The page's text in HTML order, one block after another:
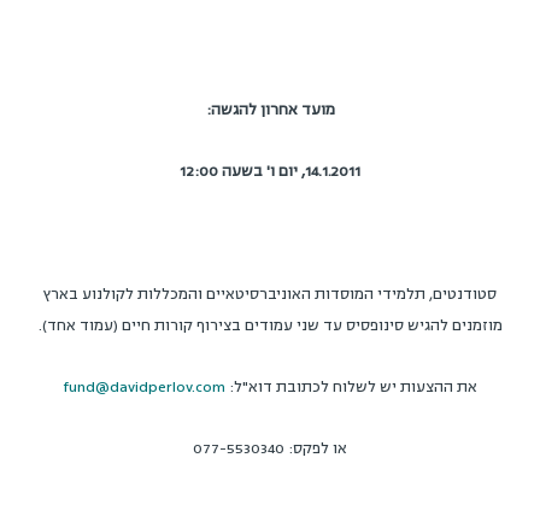
מועד אחרון להגשה:
14.1.2011, יום ו' בשעה 12:00
סטודנטים, תלמידי המוסדות האוניברסיטאיים והמכללות לקולנוע בארץ
מוזמנים להגיש סינופסיס עד שני עמודים בצירוף קורות חיים (עמוד אחד).
את ההצעות יש לשלוח לכתובת דוא"ל: fund@davidperlov.com
או לפקס: 077-5530340